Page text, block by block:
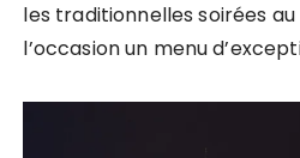
les traditionnelles soirées
l’occasion un menu